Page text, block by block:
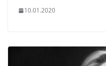
10.01.2020